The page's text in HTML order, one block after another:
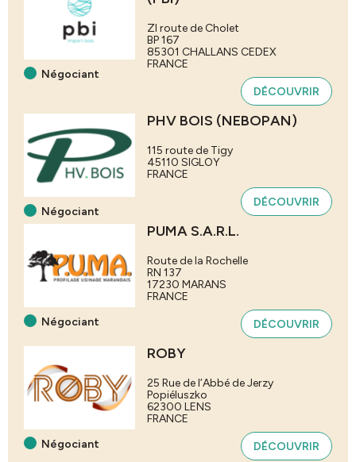
Négociant
ZI route de Cholet
BP 167
85301 CHALLANS CEDEX
FRANCE
DÉCOUVRIR
Négociant
PHV BOIS (NEBOPAN)
115 route de Tigy
45110 SIGLOY
FRANCE
DÉCOUVRIR
Négociant
PUMA S.A.R.L.
Route de la Rochelle
RN 137
17230 MARANS
FRANCE
DÉCOUVRIR
Négociant
ROBY
25 Rue de l’Abbé de Jerzy
Popiéluszko
62300 LENS
FRANCE
DÉCOUVRIR